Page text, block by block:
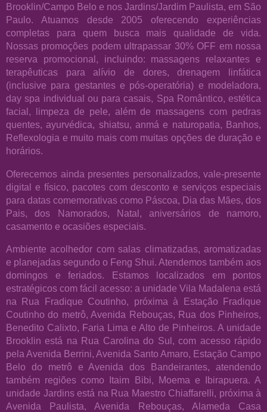
Brooklin/Campo Belo e nos Jardins/Jardim Paulista, em São
Paulo. Atuamos desde 2005 oferecendo experiências
completas para quem busca mais qualidade de vida.
Nossas promoções podem ultrapassar 30% OFF em nossa
reserva promocional, incluindo: massagens relaxantes e
terapêuticas para alívio de dores, drenagem linfática
(inclusive para gestantes e pós-operatória) e modeladora,
day spa individual ou para casais, Spa Romântico, estética
facial, limpeza de pele, além de massagens com pedras
quentes, ayurvédica, shiatsu, anmá e naturopatia, Banhos,
Reflexologia e muito mais com muitas opções de duração e
horários.
Oferecemos ainda presentes personalizados, vale-presente
digital e físico, pacotes com desconto e serviços especiais
para datas comemorativas como Páscoa, Dia das Mães, dos
Pais, dos Namorados, Natal, aniversários de namoro,
casamento e ocasiões especiais.
Ambiente acolhedor com salas climatizadas, aromatizadas
e planejadas segundo o Feng Shui. Atendemos também aos
domingos e feriados. Estamos localizados em pontos
estratégicos com fácil acesso: a unidade Vila Madalena está
na Rua Fradique Coutinho, próxima à Estação Fradique
Coutinho do metrô, Avenida Rebouças, Rua dos Pinheiros,
Benedito Calixto, Faria Lima e Alto de Pinheiros. A unidade
Brooklin está na Rua Carolina do Sul, com acesso rápido
pela Avenida Berrini, Avenida Santo Amaro, Estação Campo
Belo do metrô e Avenida dos Bandeirantes, atendendo
também regiões como Itaim Bibi, Moema e Ibirapuera. A
unidade Jardins está na Rua Maestro Chiaffarelli, próxima à
Avenida Paulista, Avenida Rebouças, Alameda Casa